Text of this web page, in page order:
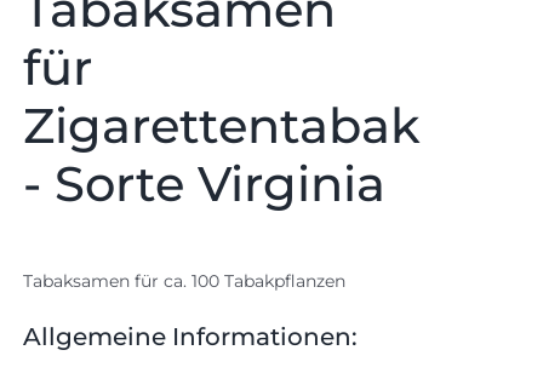
für
Zigarettentabak
- Sorte Virginia
Tabaksamen für ca. 100 Tabakpflanzen
Allgemeine Informationen: